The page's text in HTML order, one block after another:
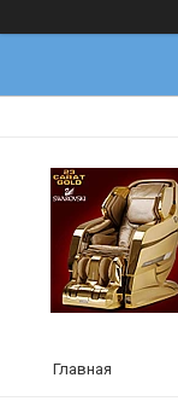
Главная